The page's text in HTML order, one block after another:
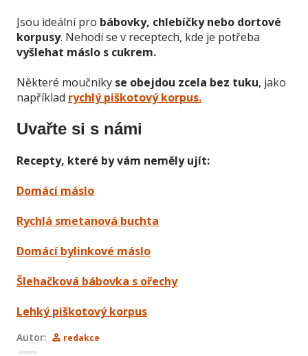
Jsou ideální pro bábovky, chlebíčky nebo dortové
korpusy. Nehodí se v receptech, kde je potřeba
vyšlehat máslo s cukrem.
Některé moučníky se obejdou zcela bez tuku, jako
například rychlý piškotový korpus.
Uvařte si s námi
Recepty, které by vám neměly ujít:
Domácí máslo
Rychlá smetanová buchta
Domácí bylinkové máslo
Šlehačková bábovka s ořechy
Lehký piškotový korpus
Autor: redakce
Reklama